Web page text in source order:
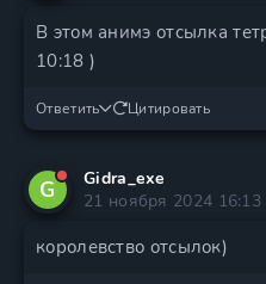
В этом анимэ отсылка
10:18 )
Ответить Цитировать
G
Gidra_exe
21 ноября 2024 16:13
королевство отсылок)